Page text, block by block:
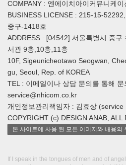
COMPANY : 엔에이치아이커뮤니케이
BUSINESS LICENSE : 215-15-
중구-1418호
ADDRESS : [04542] 서울특별시 중구
서관 9층,10층,11층
10F, Sigeunicheotawo Seogwan,
gu, Seoul, Rep. of KOREA
TEL : 이메일이나 상담 문의를 통해
service@nhicom.co.kr
개인정보관리책임자 : 김효상 (service
COPYRIGHT (c) DESIGN ANAB, ALL
본 사이트에 사용 된 모든 이미지와 내용의
If I speak in the tongues of men and of